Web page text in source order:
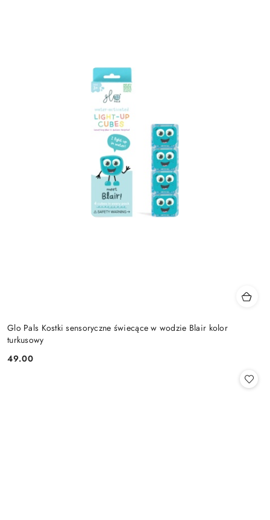
Glo Pals Kostki sensoryczne świecące w wodzie Blair kolor
turkusowy
Cena:
49.00